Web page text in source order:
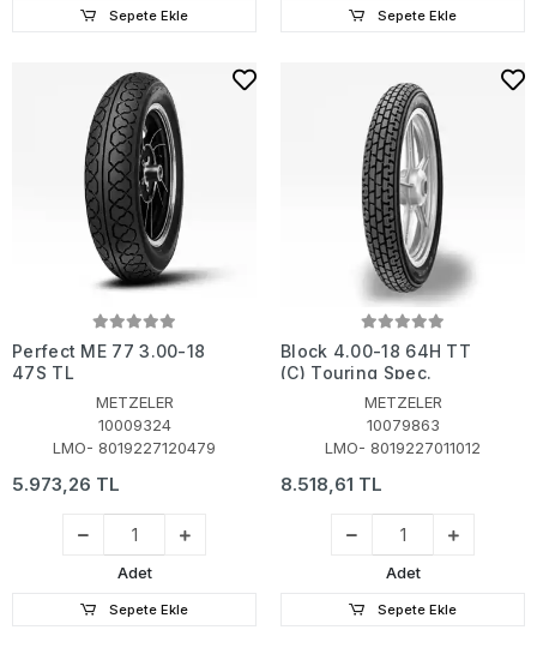
Sepete Ekle Sepete Ekle
Perfect ME 77 3.00-18
47S TL
METZELER
10009324
LMO- 8019227120479
5.973,26 TL
Adet
Sepete Ekle
Block 4.00-18 64H TT
(C) Touring Spec.
METZELER
10079863
LMO- 8019227011012
8.518,61 TL
Adet
Sepete Ekle